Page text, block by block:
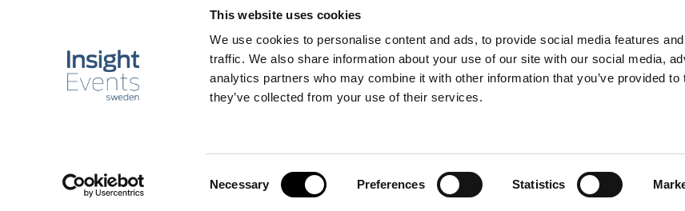
This website uses cookies
We use cookies to personalise content and ads, to provide social media features
traffic. We also share information about your use of our site with our social media,
analytics partners who may combine it with other information that you’ve provided to
they’ve collected from your use of their services.
Necessary Preferences Statistics
Årets Socionomdagarna bjöd på inspirerande möten, aktuella föreläsningar och en härlig energi på mässgolvet. Nu tar vi med oss den…